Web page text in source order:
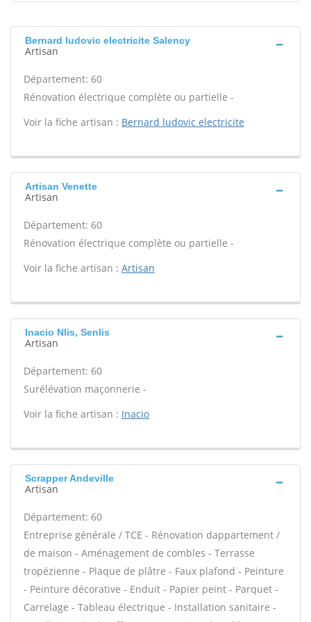
Bernard ludovic electricite Salency
Artisan
Département: 60
Rénovation électrique complète ou partielle -
Voir la fiche artisan : Bernard ludovic electricite
Artisan Venette
Artisan
Département: 60
Rénovation électrique complète ou partielle -
Voir la fiche artisan : Artisan
Inacio Nlis, Senlis
Artisan
Département: 60
Surélévation maçonnerie -
Voir la fiche artisan : Inacio
Scrapper Andeville
Artisan
Département: 60
Entreprise générale / TCE - Rénovation dappartement /
de maison - Aménagement de combles - Terrasse
tropézienne - Plaque de plâtre - Faux plafond - Peinture
- Peinture décorative - Enduit - Papier peint - Parquet -
Carrelage - Tableau électrique - Installation sanitaire -